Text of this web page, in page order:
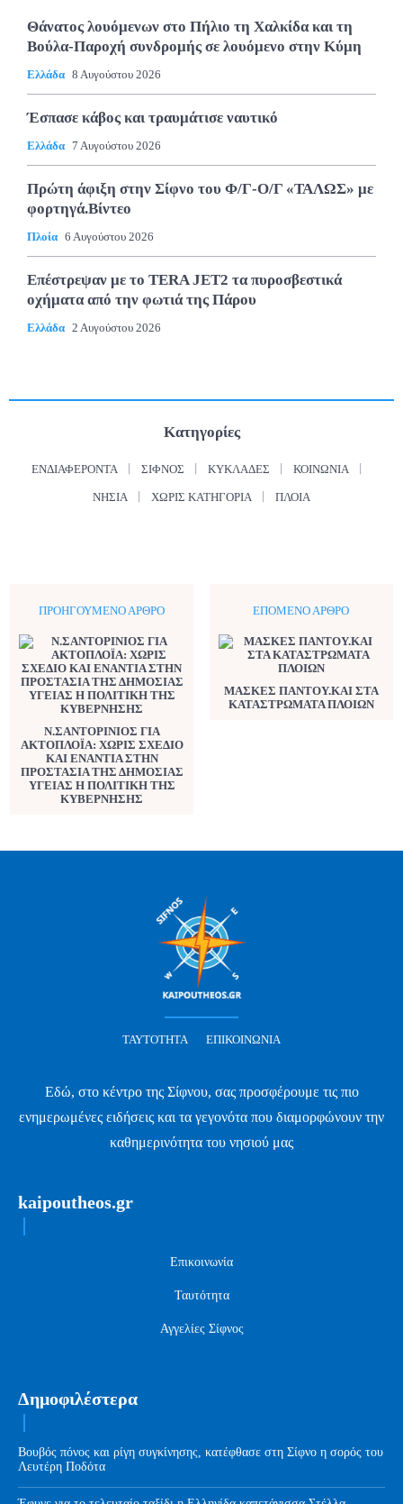
Θάνατος λουόμενων στο Πήλιο τη Χαλκίδα και τη
Βούλα-Παροχή συνδρομής σε λουόμενο στην Κύμη
Ελλάδα 8 Αυγούστου 2026
Έσπασε κάβος και τραυμάτισε ναυτικό
Ελλάδα 7 Αυγούστου 2026
Πρώτη άφιξη στην Σίφνο του Φ/Γ-Ο/Γ «ΤΑΛΩΣ» με
φορτηγά.Βίντεο
Πλοία 6 Αυγούστου 2026
Επέστρεψαν με το TERA JET2 τα πυροσβεστικά
οχήματα από την φωτιά της Πάρου
Ελλάδα 2 Αυγούστου 2026
Κατηγορίες
ΕΝΔΙΑΦΈΡΟΝΤΑ ΣΊΦΝΟΣ ΚΥΚΛΆΔΕΣ ΚΟΙΝΩΝΊΑ
ΝΗΣΙΆ ΧΩΡΊΣ ΚΑΤΗΓΟΡΊΑ ΠΛΟΊΑ
ΠΡΟΗΓΟΎΜΕΝΟ ΆΡΘΡΟ
Ν.ΣΑΝΤΟΡΙΝΙΟΣ ΓΙΑ
ΑΚΤΟΠΛΟΪΑ: ΧΩΡΙΣ ΣΧΕΔΙΟ
ΚΑΙ ΕΝΑΝΤΙΑ ΣΤΗΝ
ΠΡΟΣΤΑΣΙΑ ΤΗΣ ΔΗΜΟΣΙΑΣ
ΥΓΕΙΑΣ Η ΠΟΛΙΤΙΚΗ ΤΗΣ
ΚΥΒΕΡΝΗΣΗΣ
ΕΠΌΜΕΝΟ ΆΡΘΡΟ
ΜΑΣΚΕΣ ΠΑΝΤΟΥ.ΚΑΙ ΣΤΑ
ΚΑΤΑΣΤΡΩΜΑΤΑ ΠΛΟΙΩΝ
ΤΑΥΤΌΤΗΤΑ ΕΠΙΚΟΙΝΩΝΊΑ
Εδώ, στο κέντρο της Σίφνου, σας προσφέρουμε τις πιο
ενημερωμένες ειδήσεις και τα γεγονότα που διαμορφώνουν την
καθημερινότητα του νησιού μας
kaipoutheos.gr
Επικοινωνία
Ταυτότητα
Αγγελίες Σίφνος
Δημοφιλέστερα
Βουβός πόνος και ρίγη συγκίνησης, κατέφθασε στη Σίφνο η σορός του
Λευτέρη Ποδότα